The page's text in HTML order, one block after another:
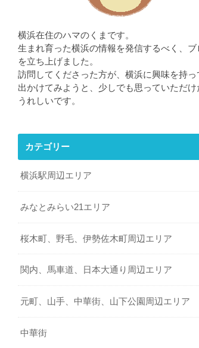
横浜在住のハマのくまです。
生まれ育った横浜の情報を発信するべく、ブ
を立ち上げました。
訪問してくださった方が、横浜に興味を持っ
出かけてみようと、少しでも思っていただけ
うれしいです。
カテゴリー
横浜駅周辺エリア
みなとみらい21エリア
桜木町、野毛、伊勢佐木町周辺エリア
関内、馬車道、日本大通り周辺エリア
元町、山手、中華街、山下公園周辺エリア
中華街